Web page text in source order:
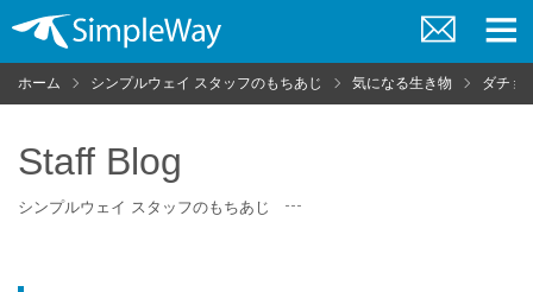
問
い
ニ
ュ
ホーム シンプルウェイ スタッフのもちあじ 気になる生き物 ダチョ
Staff Blog
シンプルウェイ スタッフのもちあじ